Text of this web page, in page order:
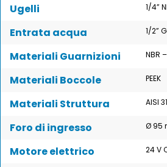
Ugelli 1/4”
Entrata acqua 1/2” G
Materiali Guarnizioni NBR
Materiali Boccole PEEK
Materiali Struttura AISI
Foro di ingresso Ø 95
Motore elettrico 24 V